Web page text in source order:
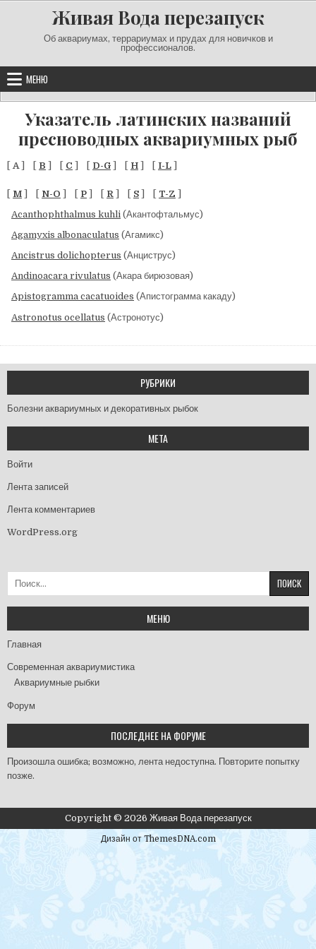
Живая Вода перезапуск
Об аквариумах, террариумах и прудах для новичков и
профессионалов.
МЕНЮ
Указатель латинских названий
пресноводных аквариумных рыб
A] [ B C D-G H I-L
M N-O P R S T-Z
Acanthophthalmus kuhli (Акантофтальмус)
Agamyxis albonaculatus (Агамикс)
Ancistrus dolichopterus (Анциструс)
Andinoacara rivulatus (Акара бирюзовая)
Apistogramma cacatuoides (Апистограмма какаду)
Astronotus ocellatus (Астронотус)
РУБРИКИ
Болезни аквариумных и декоративных рыбок
МЕТА
Войти
Лента записей
Лента комментариев
WordPress.org
МЕНЮ
Главная
Современная аквариумистика
Аквариумные рыбки
Форум
ПОСЛЕДНЕЕ НА ФОРУМЕ
Произошла ошибка; возможно, лента недоступна. Повторите попытку
позже.
Copyright © 2026 Живая Вода перезапуск
Дизайн от ThemesDNA.com